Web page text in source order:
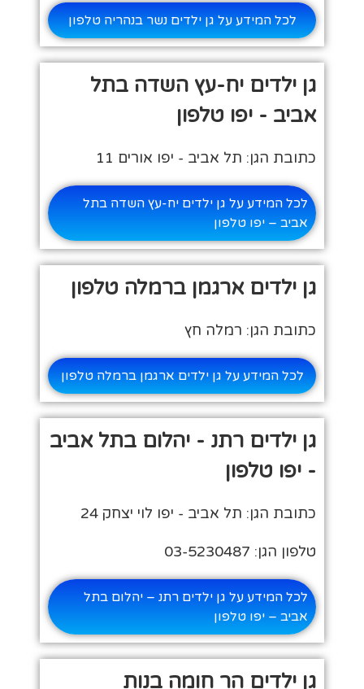
לכל המידע על גן ילדים נשר בנהריה טלפון
גן ילדים יח-עץ השדה בתל
אביב - יפו טלפון
כתובת הגן: תל אביב - יפו אורים 11
לכל המידע על גן ילדים יח-עץ השדה בתל
אביב – יפו טלפון
גן ילדים ארגמן ברמלה טלפון
כתובת הגן: רמלה חץ
לכל המידע על גן ילדים ארגמן ברמלה טלפון
גן ילדים רתנ - יהלום בתל אביב
- יפו טלפון
כתובת הגן: תל אביב - יפו לוי יצחק 24
טלפון הגן: 03-5230487
לכל המידע על גן ילדים רתנ – יהלום בתל
אביב – יפו טלפון
גן ילדים הר חומה בנות